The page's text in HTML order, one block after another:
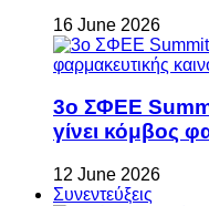
16 June 2026
3ο ΣΦΕΕ
γίνει κόμβος
12 June 2026
Συνεντεύξεις